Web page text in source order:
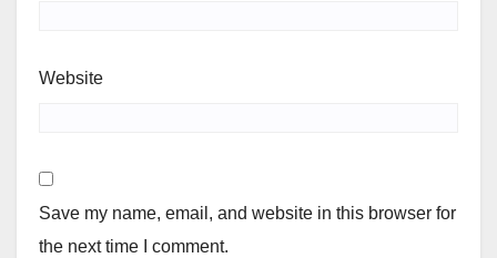
Website
Save my name, email, and website in this browser for
the next time I comment.